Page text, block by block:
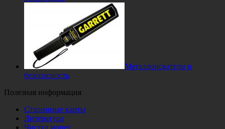
Металлоискатели и
безопасность
Полезная информация
Старинные карты
Литература
Чистка монет